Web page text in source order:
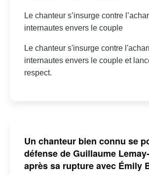
Le chanteur s’insurge contre
internautes envers le couple
Le chanteur s'insurge contre
internautes envers le couple et
respect.
Un chanteur bien connu se
défense de Guillaume
après sa rupture avec Émily